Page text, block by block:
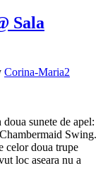
Sala
Corina-Maria2
sunete de apel:
Swing.
celor doua trupe
loc aseara nu a